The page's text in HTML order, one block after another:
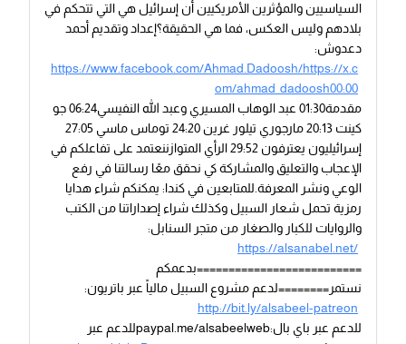
السياسيين والمؤثرين الأمريكيين أن إسرائيل هي التي تتحكم في
بلادهم وليس العكس، فما هي الحقيقة؟إعداد وتقديم أحمد
دعدوش:
https://www.facebook.com/Ahmad.Dadoosh/https://x.c
om/ahmad_dadoosh00:00
مقدمة01:30 عبد الوهاب المسيري وعبد الله النفيسي06:24 جو
كينت 20:13 مارجوري تيلور غرين 24:20 توماس ماسي 27:05
إسرائيليون يعترفون 29:52 الرأي المتوازننعتمد على تفاعلكم في
الإعجاب والتعليق والمشاركة كي نحقق معًا رسالتنا في رفع
الوعي ونشر المعرفة.للمتابعين في كندا: يمكنكم شراء هدايا
رمزية تحمل شعار السبيل وكذلك شراء إصداراتنا من الكتب
والروايات للكبار والصغار من متجر السنابل:
https://alsanabel.net/
==========================بدعمكم
نستمر========لدعم مشروع السبيل مالياً عبر باتريون:
http://bit.ly/alsabeel-patreon
للدعم عبر باي بال:paypal.me/alsabeelwebللدعم عبر